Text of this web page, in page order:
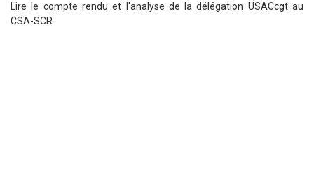
Lire le compte rendu et l'analyse de la délégation USACcgt au
CSA-SCR